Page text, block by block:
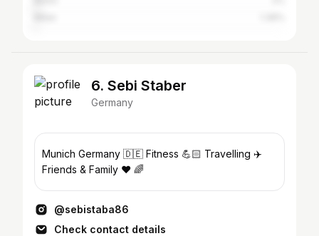
6. Sebi Staber
Germany
Munich Germany 🇩🇪 Fitness 💪🏻 Travelling ✈️
Friends & Family ❤️ 🌈
@sebistaba86
Check contact details